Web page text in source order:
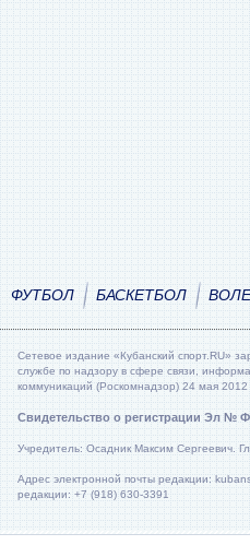
ФУТБОЛ БАСКЕТБОЛ
Сетевое издание «Кубанский спорт.RU»
службе по надзору в сфере связи,
коммуникаций (Роскомнадзор) 24 мая 2012
Свидетельство о регистрации Эл №
Учредитель: Осадник Максим Сергеевич.
Адрес электронной почты редакции:
редакции: +7 (918) 630-3391